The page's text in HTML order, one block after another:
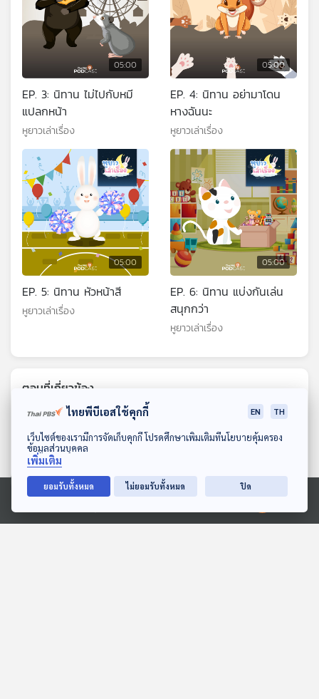
ดาวน์โหลด Thai PBS Podcast Application
Ⓒ 2020 องค์การกระจายเสียงและแพร่ภาพสาธารณะแห่งประเทศไทย
05:00
EP. 3: นิทาน ไม่ไปกับหมี
แปลกหน้า
หูยาวเล่าเรื่อง
05:00
EP. 4: นิทาน อย่ามาโดน
หางฉันนะ
หูยาวเล่าเรื่อง
05:00
EP. 5: นิทาน หัวหน้าสี
หูยาวเล่าเรื่อง
05:00
EP. 6: นิทาน แบ่งกันเล่น
สนุกกว่า
หูยาวเล่าเรื่อง
ตอนที่เกี่ยวข้อง
05:00 05:00
ไทยพีบีเอสใช้คุกกี้ EN TH
เว็บไซต์ของเรามีการจัดเก็บคุกกี้ โปรดศึกษาเพิ่มเติมที่นโยบายคุ้มครอง
ข้อมูลส่วนบุคคล
เพิ่มเติม
ยอมรับทั้งหมด ไม่ยอมรับทั้งหมด ปิด